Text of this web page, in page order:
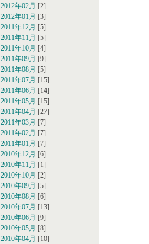
2012年02月 [2]
2012年01月 [3]
2011年12月 [5]
2011年11月 [5]
2011年10月 [4]
2011年09月 [9]
2011年08月 [5]
2011年07月 [15]
2011年06月 [14]
2011年05月 [15]
2011年04月 [27]
2011年03月 [7]
2011年02月 [7]
2011年01月 [7]
2010年12月 [6]
2010年11月 [1]
2010年10月 [2]
2010年09月 [5]
2010年08月 [6]
2010年07月 [13]
2010年06月 [9]
2010年05月 [8]
2010年04月 [10]